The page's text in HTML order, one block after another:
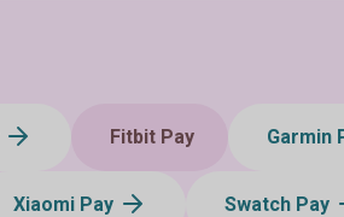
Fitbit Pay Garmin
Xiaomi Pay Swatch Pay